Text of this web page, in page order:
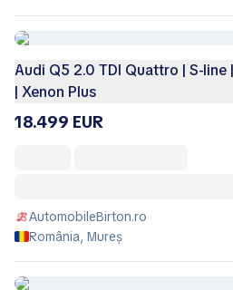
Audi Q5 2.0 TDI Quattro | S-line
| Xenon Plus
18.499 EUR
AutomobileBirton.ro
România, Mureș